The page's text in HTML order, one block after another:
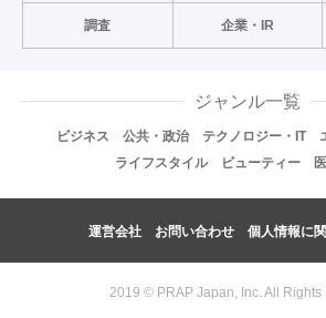
調査 企業・IR
ジャンル一覧
ビジネス 公共・政治 テクノロジー・IT
ライフスタイル
ビューティー
運営会社 お問い合わせ 個人情報に
2019 © PRAP Japan, Inc. All Rights